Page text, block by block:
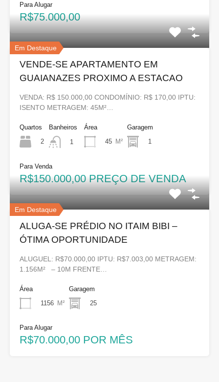
Para Alugar
R$75.000,00
Em Destaque
VENDE-SE APARTAMENTO EM
GUAIANAZES PROXIMO A ESTACAO
VENDA: R$ 150.000,00 CONDOMÍNIO: R$ 170,00 IPTU:
ISENTO METRAGEM: 45M²…
Quartos
2
Banheiros
1
Área
45 M²
Garagem
1
Para Venda
R$150.000,00 PREÇO DE VENDA
Em Destaque
ALUGA-SE PRÉDIO NO ITAIM BIBI –
ÓTIMA OPORTUNIDADE
ALUGUEL: R$70.000,00 IPTU: R$7.003,00 METRAGEM:
1.156M² – 10M FRENTE…
Área
1156 M²
Garagem
25
Para Alugar
R$70.000,00 POR MÊS